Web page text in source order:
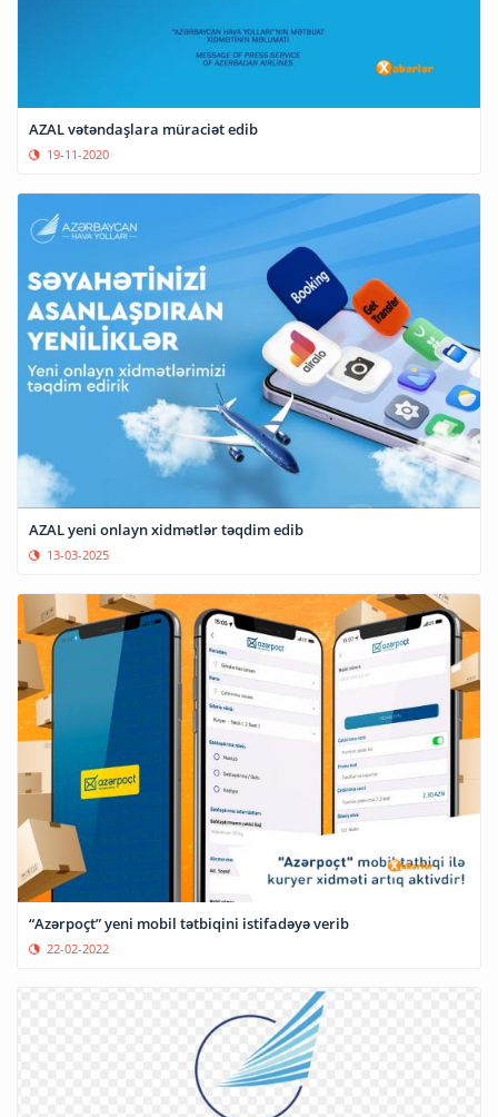
AZAL vətəndaşlara müraciət edib
19-11-2020
AZAL yeni onlayn xidmətlər təqdim edib
13-03-2025
“Azərpoçt” yeni mobil tətbiqini istifadəyə verib
22-02-2022